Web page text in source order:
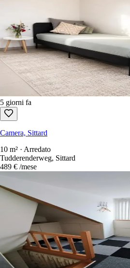
5 giorni fa
Camera, Sittard
10 m² · Arredato
Tudderenderweg, Sittard
489 € /mese